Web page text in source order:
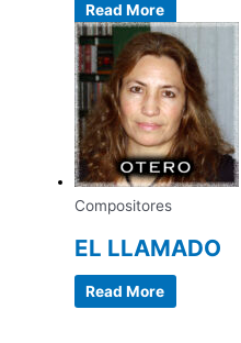
Read More
Compositores
EL LLAMADO
Read More